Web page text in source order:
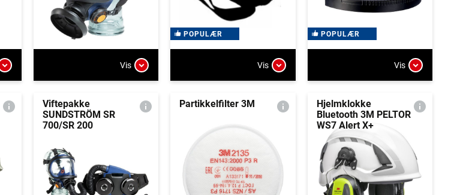
Vis
POPULÆR
Vis
POPULÆR
Vis
Viftepakke
SUNDSTRÖM SR
700/SR 200
Partikkelfilter 3M
Hjelmklokke
Bluetooth 3M PELTOR
WS7 Alert X+